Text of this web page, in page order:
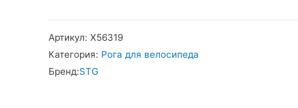
Артикул: Х56319
Категория: Рога для велосипеда
Бренд:STG